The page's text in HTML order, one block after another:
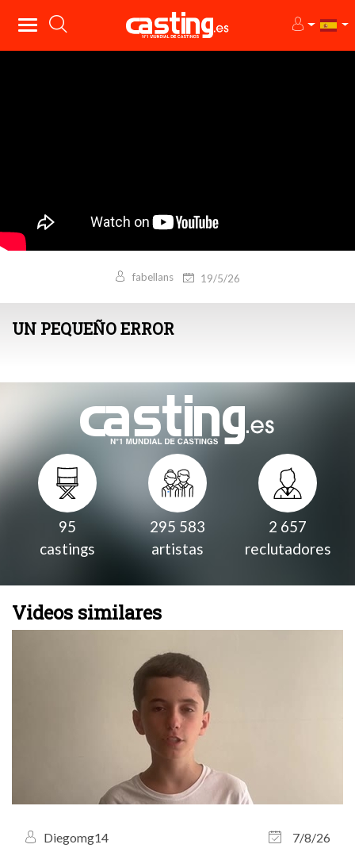
fabellans 19/5/26
UN PEQUEÑO ERROR
95
castings
295 583
artistas
2 657
reclutadores
Videos similares
Diegomg14
7/8/26